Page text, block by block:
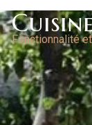
Fonctionnalité